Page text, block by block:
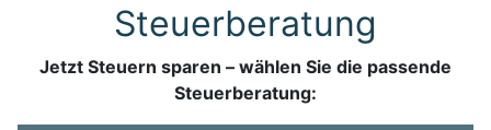
Steuerberatung
Jetzt Steuern sparen – wählen Sie die passende
Steuerberatung: